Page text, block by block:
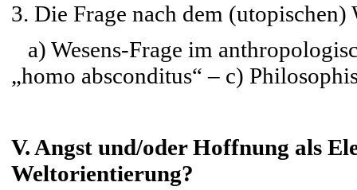
3. Die Frage nach dem
a) Wesens-Frage im
„homo absconditus“ – c)
V. Angst und/oder Hoffnung als
Weltorientierung?